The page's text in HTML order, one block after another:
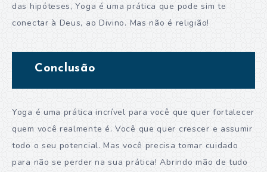
das hipóteses, Yoga é uma prática que pode sim te
conectar à Deus, ao Divino. Mas não é religião!
Conclusão
Yoga é uma prática incrível para você que quer fortalecer
quem você realmente é. Você que quer crescer e assumir
todo o seu potencial. Mas você precisa tomar cuidado
para não se perder na sua prática! Abrindo mão de tudo